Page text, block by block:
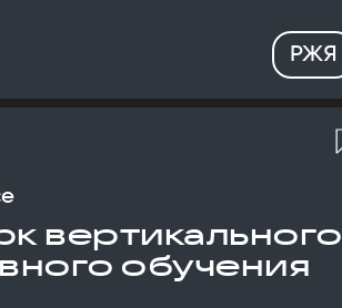
РЖЯ
вертикального
обучения